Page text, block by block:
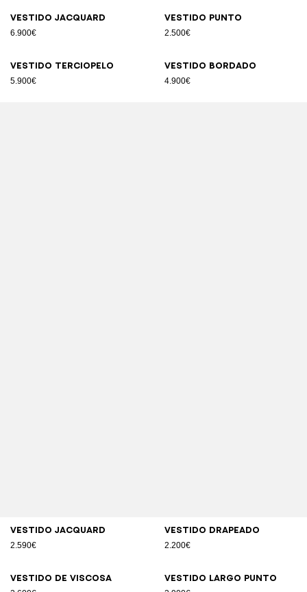
Vestido jacquard
6.900€
Vestido punto
2.500€
Vestido terciopelo
5.900€
Vestido bordado
4.900€
Vestido jacquard
2.590€
Vestido drapeado
2.200€
Vestido de viscosa Vestido largo punto